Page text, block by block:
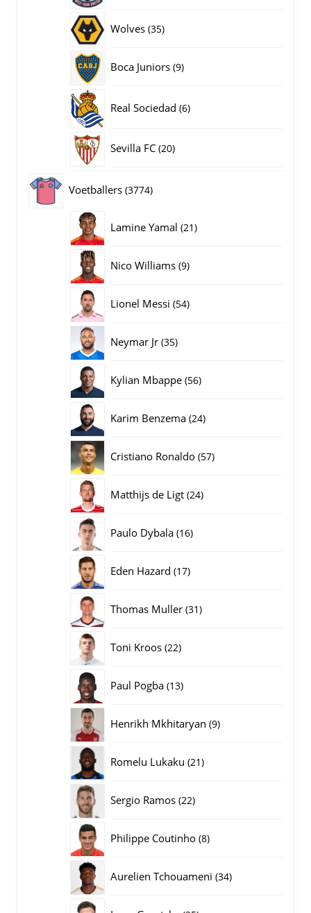
Wolves 3535
Boca Juniors 99
Real Sociedad 66
Sevilla FC 2020
Voetballers 37743774
Lamine Yamal 2121
Nico Williams 99
Lionel Messi 5454
Neymar Jr 3535
Kylian Mbappe 5656
Karim Benzema 2424
Cristiano Ronaldo 5757
Matthijs de Ligt 2424
Paulo Dybala 1616
Eden Hazard 1717
Thomas Muller 3131
Toni Kroos 2222
Paul Pogba 1313
Henrikh Mkhitaryan 99
Romelu Lukaku 2121
Sergio Ramos 2222
Philippe Coutinho 88
Aurelien Tchouameni 3434